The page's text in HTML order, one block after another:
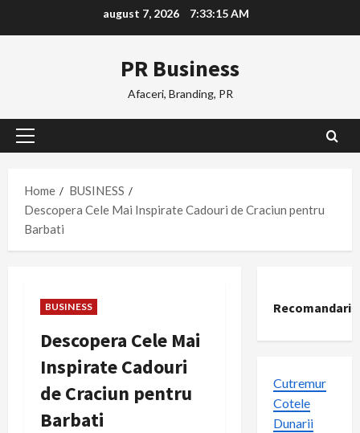
august 7, 2026 7:33:16 AM
PR Business
Afaceri, Branding, PR
Primary
Home
BUSINESS
Descopera Cele Mai Inspirate Cadouri de Craciun pentru
Barbati
BUSINESS
Descopera Cele Mai
Inspirate Cadouri
de Craciun pentru
Barbati
Recomandari
Cutremur
Cotele
Dunarii